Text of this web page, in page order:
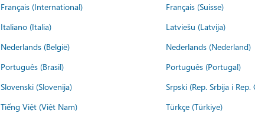
Français (International)
Français (Suisse)
Italiano (Italia)
Latviešu (Latvija)
Nederlands (België)
Nederlands (Nederland)
Português (Brasil)
Português (Portugal)
Slovenski (Slovenija)
Srpski (Rep. Srbija i Rep.
Tiếng Việt (Việt Nam)
Türkçe (Türkiye)